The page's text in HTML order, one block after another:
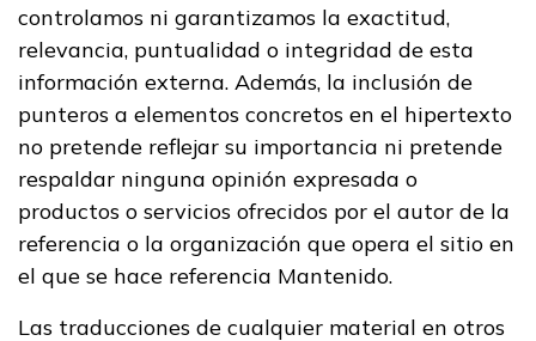
controlamos ni garantizamos la exactitud,
relevancia, puntualidad o integridad de esta
información externa. Además, la inclusión de
punteros a elementos concretos en el hipertexto
no pretende reflejar su importancia ni pretende
respaldar ninguna opinión expresada o
productos o servicios ofrecidos por el autor de la
referencia o la organización que opera el sitio en
el que se hace referencia Mantenido.
Las traducciones de cualquier material en otros